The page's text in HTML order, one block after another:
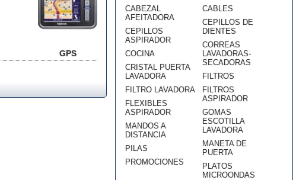
GPS
CABEZAL
AFEITADORA
CEPILLOS
ASPIRADOR
COCINA
CRISTAL PUERTA
LAVADORA
FILTRO LAVADORA
FLEXIBLES
ASPIRADOR
MANDOS A
DISTANCIA
PILAS
PROMOCIONES
CABLES
CEPILLOS DE
DIENTES
CORREAS
LAVADORAS-
SECADORAS
FILTROS
FILTROS
ASPIRADOR
GOMAS
ESCOTILLA
LAVADORA
MANETA DE
PUERTA
PLATOS
MICROONDAS